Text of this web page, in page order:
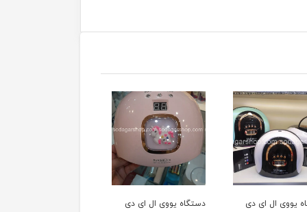
یووی ال ای دی
دستگاه یووی ال ای دی